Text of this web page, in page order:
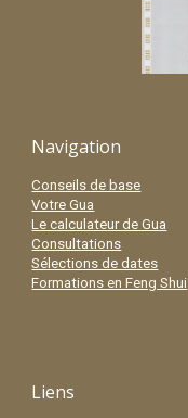
Navigation
Conseils de base
Votre Gua
Le calculateur de Gua
Consultations
Sélections de dates
Formations en Feng Shui
Liens